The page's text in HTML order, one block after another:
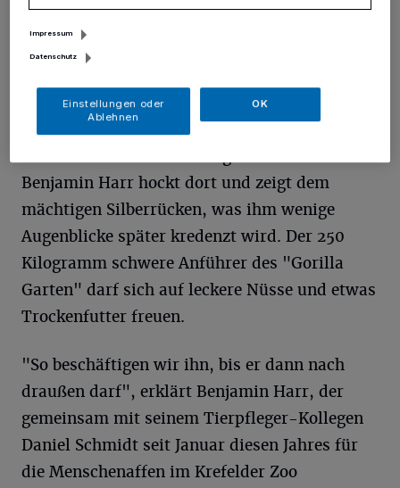
K
idogo sitzt schon leicht aufgeregt in
seinem Gehege und beäugt kritisch, was
Benjamin Harr hockt dort und zeigt dem
mächtigen Silberrücken, was ihm wenige
Augenblicke später kredenzt wird. Der 250
Kilogramm schwere Anführer des "Gorilla
Garten" darf sich auf leckere Nüsse und etwas
Trockenfutter freuen.
"So beschäftigen wir ihn, bis er dann nach
draußen darf", erklärt Benjamin Harr, der
gemeinsam mit seinem Tierpfleger-Kollegen
Daniel Schmidt seit Januar diesen Jahres für
die Menschenaffen im Krefelder Zoo
Impressum
Datenschutz
Einstellungen oder
Ablehnen
OK